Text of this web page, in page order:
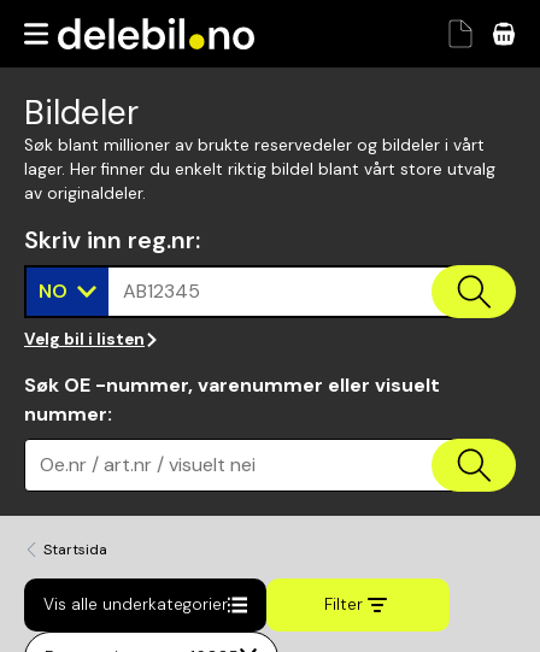
Bildeler
Søk blant millioner av brukte reservedeler og bildeler i vårt
lager. Her finner du enkelt riktig bildel blant vårt store utvalg
av originaldeler.
Skriv inn reg.nr:
NO AB12345
Velg bil i listen
Søk OE -nummer, varenummer eller visuelt
nummer:
Oe.nr / art.nr / visuelt nei
Startsida
Vis alle underkategorier Filter